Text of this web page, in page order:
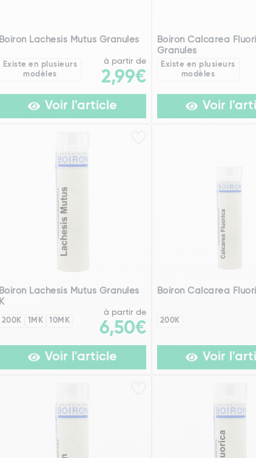
Boiron Lachesis Mutus Granules
Existe en plusieurs
modèles
à partir de
2,99€
Voir l'article
Boiron Calcarea
Granules
Existe en plusieurs
modèles
Voir
Boiron Lachesis Mutus Granules
K
200K 1MK 10MK
à partir de
6,50€
Voir l'article
Boiron Calcarea
200K
Voir